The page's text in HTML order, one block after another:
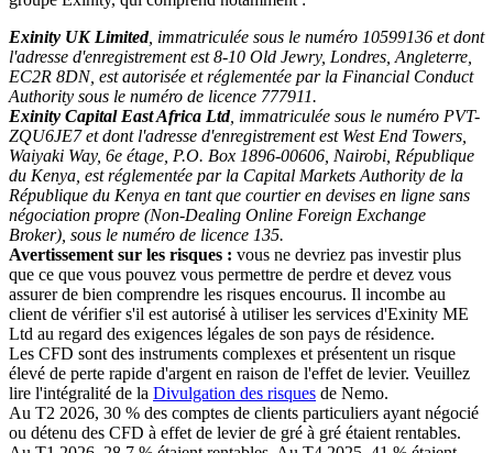
Exinity UK Limited, immatriculée sous le numéro 10599136 et dont
l'adresse d'enregistrement est 8-10 Old Jewry, Londres, Angleterre,
EC2R 8DN, est autorisée et réglementée par la Financial Conduct
Authority sous le numéro de licence 777911.
Exinity Capital East Africa Ltd, immatriculée sous le numéro PVT-
ZQU6JE7 et dont l'adresse d'enregistrement est West End Towers,
Waiyaki Way, 6e étage, P.O. Box 1896-00606, Nairobi, République
du Kenya, est réglementée par la Capital Markets Authority de la
République du Kenya en tant que courtier en devises en ligne sans
négociation propre (Non-Dealing Online Foreign Exchange
Broker), sous le numéro de licence 135.
Avertissement sur les risques : vous ne devriez pas investir plus
que ce que vous pouvez vous permettre de perdre et devez vous
assurer de bien comprendre les risques encourus. Il incombe au
client de vérifier s'il est autorisé à utiliser les services d'Exinity ME
Ltd au regard des exigences légales de son pays de résidence.
Les CFD sont des instruments complexes et présentent un risque
élevé de perte rapide d'argent en raison de l'effet de levier. Veuillez
lire l'intégralité de la Divulgation des risques de Nemo.
Au T2 2026, 30 % des comptes de clients particuliers ayant négocié
ou détenu des CFD à effet de levier de gré à gré étaient rentables.